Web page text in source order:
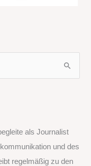
als Journalist
und des
regelmäßig zu den